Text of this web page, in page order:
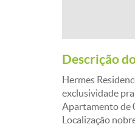
Descrição
Hermes
exclusividade
Apartamento de
Localização